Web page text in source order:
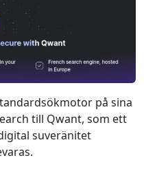
på sina
till Qwant, som ett
suveränitet